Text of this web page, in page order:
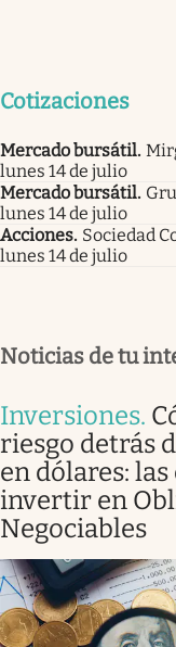
Cotizaciones
Mercado bursátil.
lunes 14 de julio
Mercado bursátil.
lunes 14 de julio
Acciones. Sociedad
lunes 14 de julio
Noticias de tu
Inversiones.
riesgo detrás
en dólares: las
invertir en
Negociables